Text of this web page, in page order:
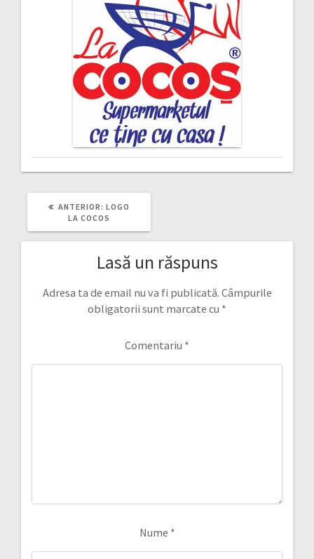
ANTERIOR: ARTICOLUL
ANTERIOR:
LOGO
LA COCOS
Lasă un răspuns
Adresa ta de email nu va fi publicată. Câmpurile
obligatorii sunt marcate cu *
Comentariu *
Nume *